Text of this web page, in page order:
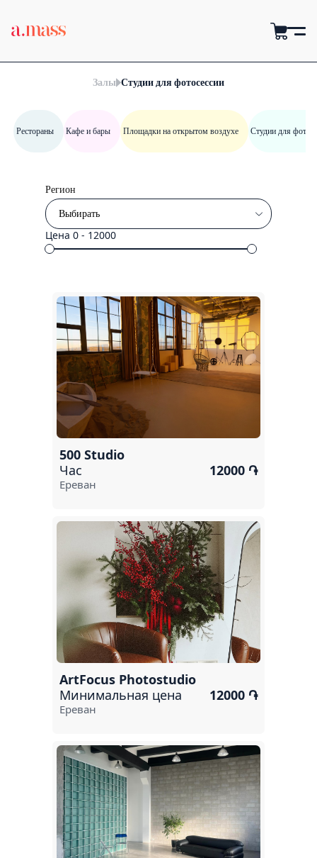
Залы Студии для фотосессии
Рестораны Кафе и бары Площадки на открытом воздухе Студии для
Регион
Ереван
Вагаршапат
Абовян
Капан
Раздан
Армавир
Арташат
Иджеван
Дилижан
Аштарак
Гарни
Джермук
Ехегнадзор
Цахкадзор
Гавар
Арарат
Севан
Бюрегаван
Эчмиадзин
Цена 0 - 12000
500 Studio
Час
12000 ֏
Ереван
ArtFocus Photostudio
Минимальная цена
12000 ֏
Ереван